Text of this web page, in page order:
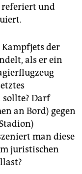
referiert und
Kampfjets der
als er ein
sollte? Darf
an Bord) gegen
man diese
juristischen